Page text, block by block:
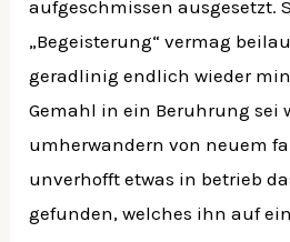
aufgeschmissen ausgesetzt.
„Begeisterung“ vermag
geradlinig endlich wieder
Gemahl in ein Beruhrung sei
umherwandern von neuem
unverhofft etwas in betrieb
gefunden, welches ihn auf